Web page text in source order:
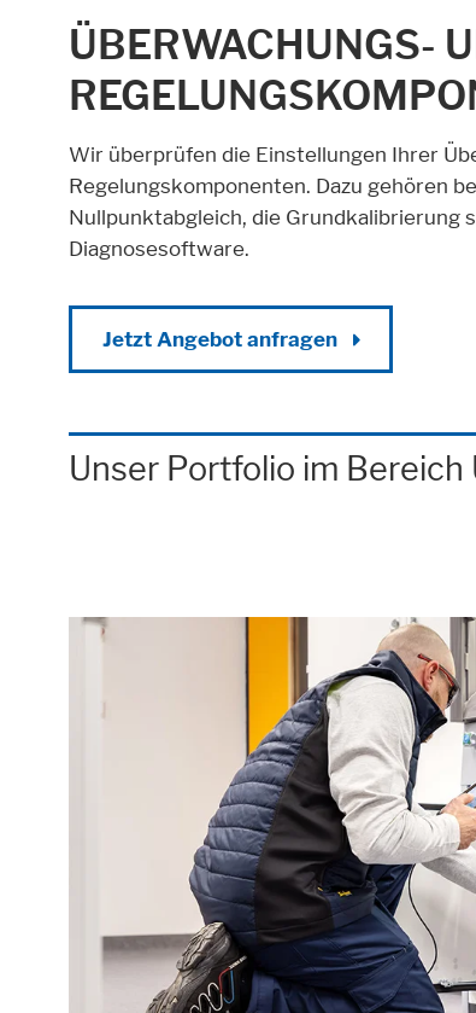
ÜBERWACHUNGS-
Wir überprüfen die Einstellungen Ihrer
Regelungskomponenten. Dazu gehören
Nullpunktabgleich, die Grundkalibrierung
Diagnosesoftware.
Jetzt Angebot anfragen
Unser Portfolio im
Alle akzeptieren Speichern
Impressum Datenschutz